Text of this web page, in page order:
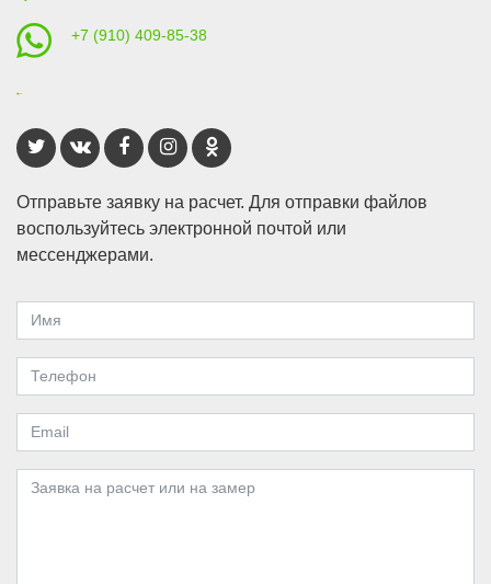
+7 (910) 409-85-38
Отправьте заявку на расчет. Для отправки файлов
воспользуйтесь электронной почтой или
мессенджерами.